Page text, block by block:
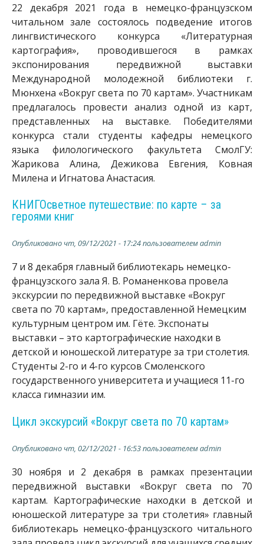
22 декабря 2021 года в немецко-французском
читальном зале состоялось подведение итогов
лингвистического конкурса «Литературная
картография», проводившегося в рамках
экспонирования передвижной выставки
Международной молодежной библиотеки г.
Мюнхена «Вокруг света по 70 картам». Участникам
предлагалось провести анализ одной из карт,
представленных на выставке. Победителями
конкурса стали студенты кафедры немецкого
языка филологического факультета СмолГУ:
Жарикова Алина, Дежикова Евгения, Ковная
Милена и Игнатова Анастасия.
КНИГОсветное путешествие: по карте – за
героями книг
Опубликовано чт, 09/12/2021 - 17:24пользователемadmin
7 и 8 декабря главный библиотекарь немецко-
французского зала Я. В. Романенкова провела
экскурсии по передвижной выставке «Вокруг
света по 70 картам», предоставленной Немецким
культурным центром им. Гёте. Экспонаты
выставки – это картографические находки в
детской и юношеской литературе за три столетия.
Студенты 2-го и 4-го курсов Смоленского
государственного университета и учащиеся 11-го
класса гимназии им.
Цикл экскурсий «Вокруг света по 70 картам»
Опубликовано чт, 02/12/2021 - 16:53пользователемadmin
30 ноября и 2 декабря в рамках презентации
передвижной выставки «Вокруг света по 70
картам. Картографические находки в детской и
юношеской литературе за три столетия» главный
библиотекарь немецко-французского читального